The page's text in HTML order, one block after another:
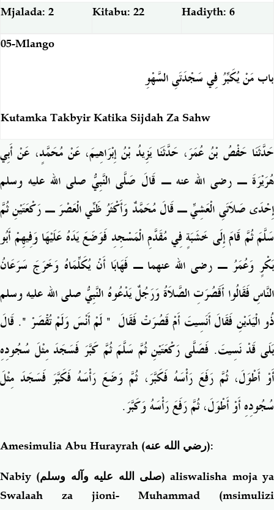
Mjalada: 2 Kitabu: 22 Hadiyth: 6
05-Mlango
باب مَنْ يُكَبِّرُ فِي سَجْدَتَىِ السَّهْوِ
Kutamka Takbyir Katika Sijdah Za Sahw
حَدَّثَنَا حَفْصُ بْنُ عُمَرَ، حَدَّثَنَا يَزِيدُ بْنُ إِبْرَاهِيمَ، عَنْ مُحَمَّدٍ، عَنْ أَبِي
هُرَيْرَةَ ـ رضى الله عنه ـ قَالَ صَلَّى النَّبِيُّ صلى الله عليه وسلم
إِحْدَى صَلاَتَىِ الْعَشِيِّ ـ قَالَ مُحَمَّدٌ وَأَكْثَرُ ظَنِّي الْعَصْرَ ـ رَكْعَتَيْنِ ثُمَّ
سَلَّمَ ثُمَّ قَامَ إِلَى خَشَبَةٍ فِي مُقَدَّمِ الْمَسْجِدِ فَوَضَعَ يَدَهُ عَلَيْهَا وَفِيهِمْ أَبُو
بَكْرٍ وَعُمَرُ ـ رضى الله عنهما ـ فَهَابَا أَنْ يُكَلِّمَاهُ وَخَرَجَ سَرَعَانُ
النَّاسِ فَقَالُوا أَقَصُرَتِ الصَّلاَةُ وَرَجُلٌ يَدْعُوهُ النَّبِيُّ صلى الله عليه وسلم
ذُو الْيَدَيْنِ فَقَالَ أَنَسِيتَ أَمْ قَصُرَتْ فَقَالَ ‏ " ‏ لَمْ أَنْسَ وَلَمْ تُقْصَرْ ‏ "‏‏.‏ قَالَ
بَلَى قَدْ نَسِيتَ‏.‏ فَصَلَّى رَكْعَتَيْنِ ثُمَّ سَلَّمَ ثُمَّ كَبَّرَ فَسَجَدَ مِثْلَ سُجُودِهِ
أَوْ أَطْوَلَ، ثُمَّ رَفَعَ رَأْسَهُ فَكَبَّرَ، ثُمَّ وَضَعَ رَأْسَهُ فَكَبَّرَ فَسَجَدَ مِثْلَ
سُجُودِهِ أَوْ أَطْوَلَ، ثُمَّ رَفَعَ رَأْسَهُ وَكَبَّرَ‏.‏
Amesimulia Abu Hurayrah (رضي الله عنه):
Nabiy (صلى الله عليه وآله وسلم) aliswalisha moja ya
Swalaah za jioni- Muhammad (msimulizi